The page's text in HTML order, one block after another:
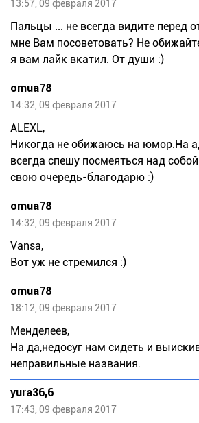
13:57, 09 февраля 2017
Пальцы ... не всегда видите перед
мне Вам посоветовать? Не
я вам лайк вкатил. От души :)
omua78
14:32, 09 февраля 2017
ALEXL,
Никогда не обижаюсь на юмор.На
всегда спешу посмеяться над
свою очередь-благодарю :)
omua78
14:32, 09 февраля 2017
Vansa,
Вот уж не стремился :)
omua78
18:12, 09 февраля 2017
Менделеев,
На да,недосуг нам сидеть и
неправильные названия.
yura36,6
17:43, 09 февраля 2017